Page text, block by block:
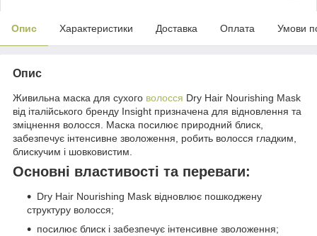
Опис Характеристики Доставка Оплата Умови
Опис
Живильна маска для сухого волосся Dry Hair Nourishing Mask
від італійського бренду Insight призначена для відновлення та
зміцнення волосся. Маска посилює природний блиск,
забезпечує інтенсивне зволоження, робить волосся гладким,
блискучим і шовковистим.
Основні властивості та переваги:
Dry Hair Nourishing Mask відновлює пошкоджену
структуру волосся;
посилює блиск і забезпечує інтенсивне зволоження;